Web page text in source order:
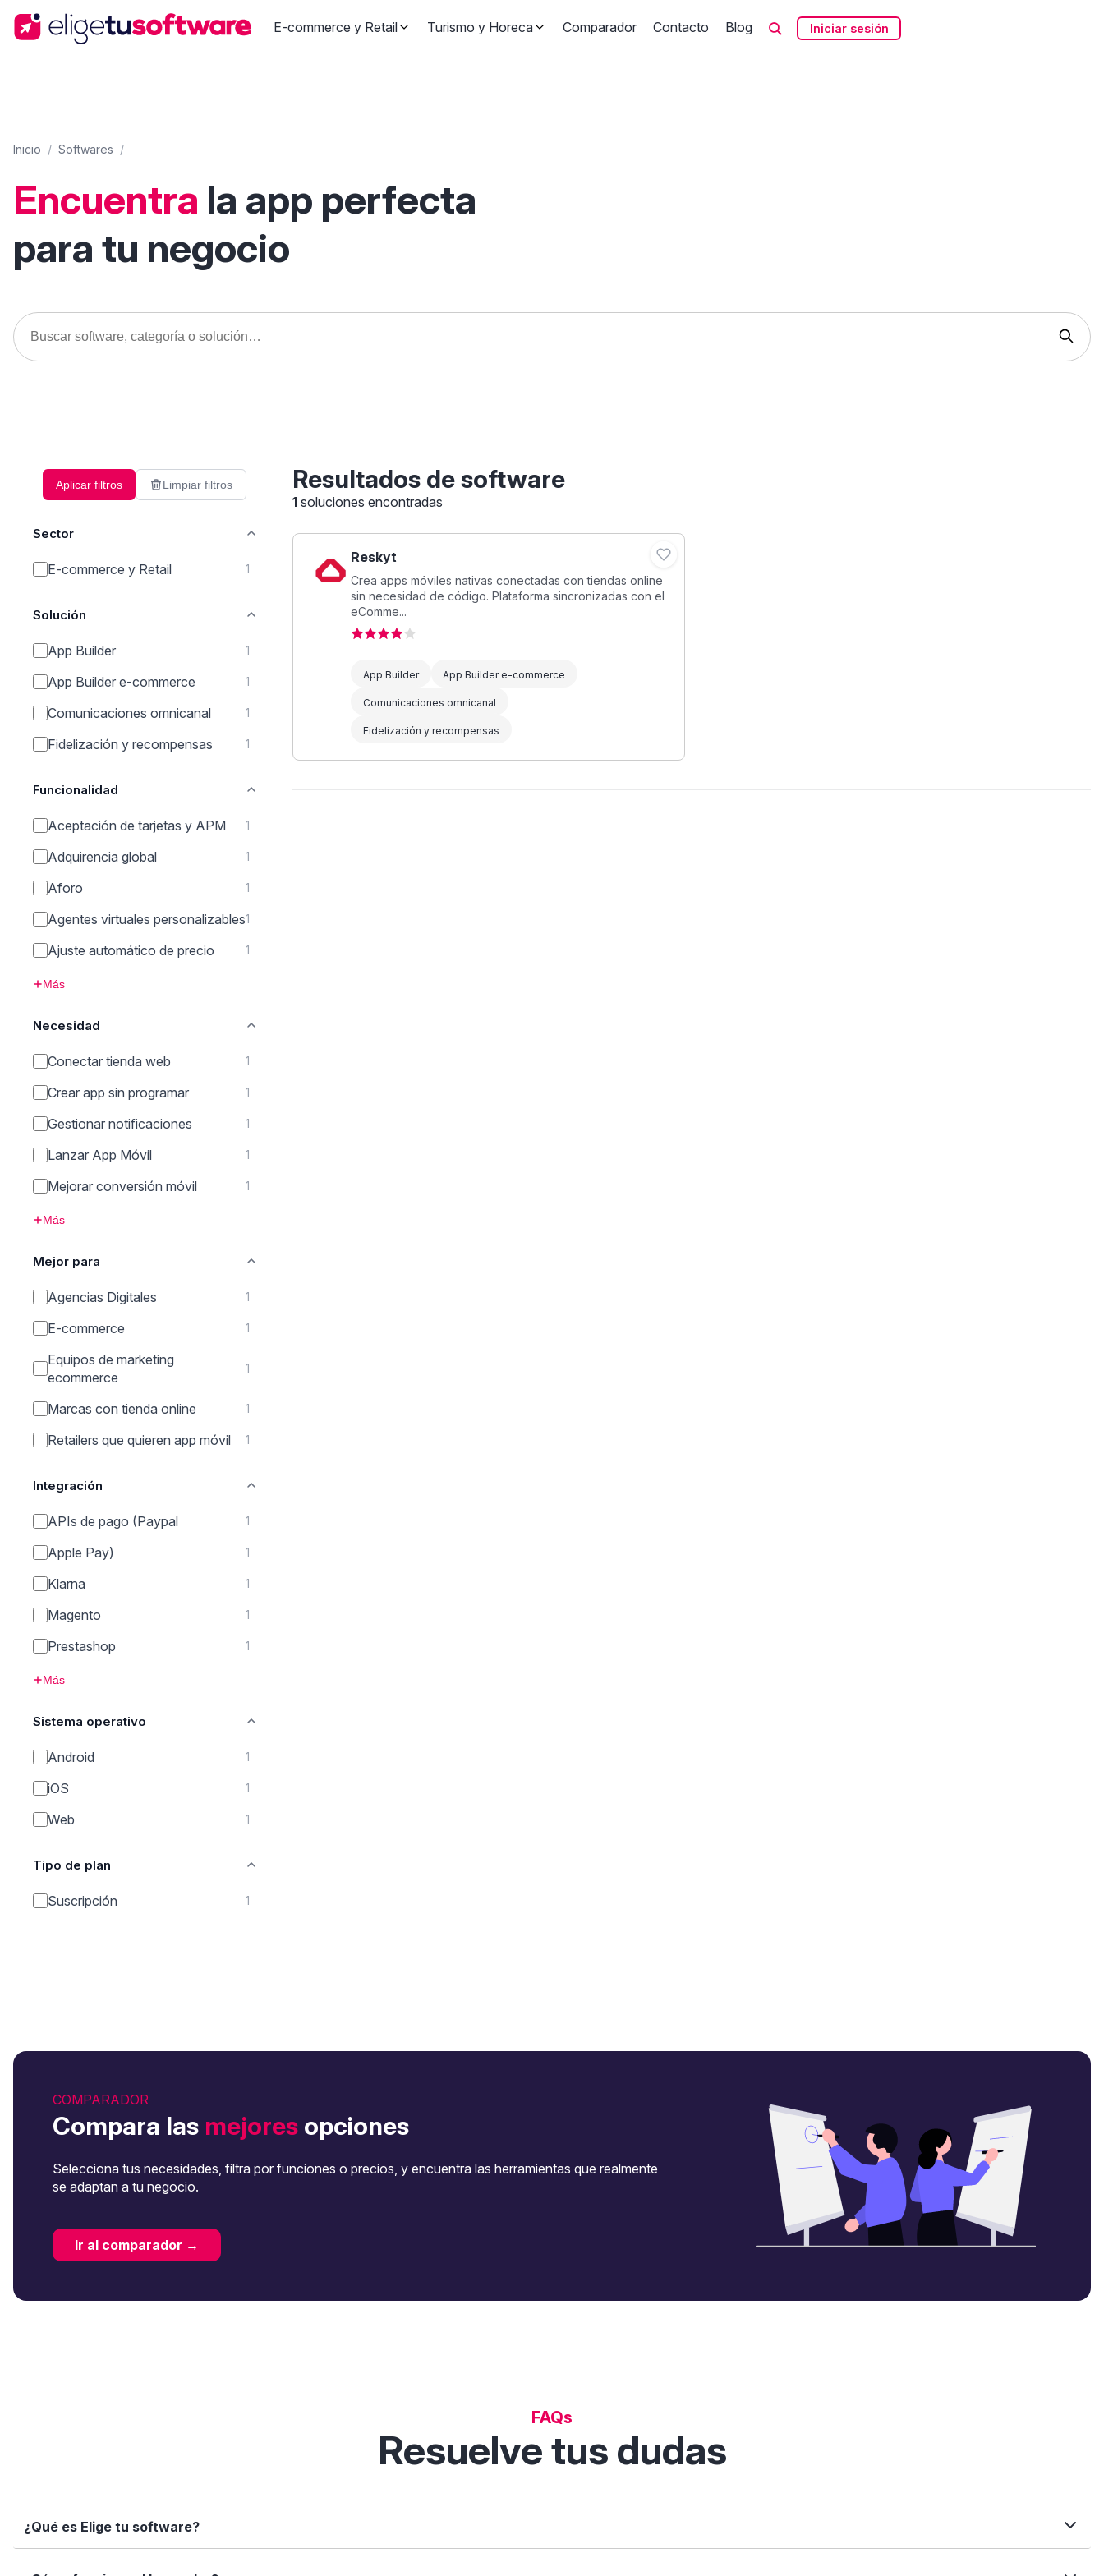
E-commerce y Retail Turismo y Horeca Comparador Contacto Blog Iniciar sesión
Inicio / Softwares /
Encuentra la app perfecta
para tu negocio
Aplicar filtros Limpiar filtros
Sector
E-commerce y Retail 1
Solución
App Builder 1
App Builder e-commerce 1
Comunicaciones omnicanal 1
Fidelización y recompensas 1
Funcionalidad
Aceptación de tarjetas y APM 1
Adquirencia global 1
Aforo 1
Agentes virtuales personalizables1
Ajuste automático de precio 1
Más
Necesidad
Conectar tienda web 1
Crear app sin programar 1
Gestionar notificaciones 1
Lanzar App Móvil 1
Mejorar conversión móvil 1
Más
Mejor para
Agencias Digitales 1
E-commerce 1
Equipos de marketing
ecommerce
1
Marcas con tienda online 1
Retailers que quieren app móvil 1
Integración
APIs de pago (Paypal 1
Apple Pay) 1
Klarna 1
Magento 1
Prestashop 1
Más
Sistema operativo
Android 1
iOS 1
Web 1
Tipo de plan
Suscripción 1
Resultados de software
1 soluciones encontradas
Reskyt
Crea apps móviles nativas conectadas con tiendas online
sin necesidad de código. Plataforma sincronizadas con el
eComme...
App Builder App Builder e-commerce
Comunicaciones omnicanal
Fidelización y recompensas
COMPARADOR
Compara las mejores opciones
Selecciona tus necesidades, filtra por funciones o precios, y encuentra las herramientas que realmente
se adaptan a tu negocio.
Ir al comparador →
FAQs
Resuelve tus dudas
¿Qué es Elige tu software?